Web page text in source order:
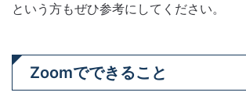
という方もぜひ参考にしてください。
Zoomでできること